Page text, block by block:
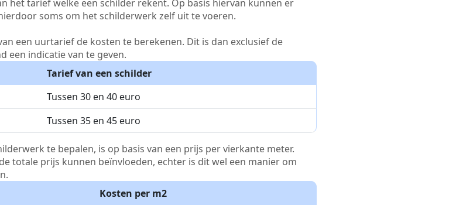
het tarief welke een schilder rekent. Op basis hiervan kunnen er
soms om het schilderwerk zelf uit te voeren.
een uurtarief de kosten te berekenen. Dit is dan exclusief de
een indicatie van te geven.
Tarief van een schilder
Tussen 30 en 40 euro
Tussen 35 en 45 euro
te bepalen, is op basis van een prijs per vierkante meter.
totale prijs kunnen beïnvloeden, echter is dit wel een manier om
Kosten per m2